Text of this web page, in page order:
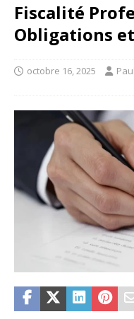
Fiscalité
Obligations
octobre 16, 2025